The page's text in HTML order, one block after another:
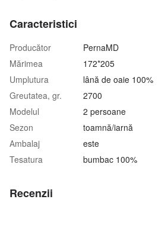
Caracteristici
Producător
PernaMD
Mărimea
172*205
Umplutura
lână de oaie 100%
Greutatea, gr.
2700
Modelul
2 persoane
Sezon
toamnă/iarnă
Аmbalaj
este
Tesatura
bumbac 100%
Recenzii